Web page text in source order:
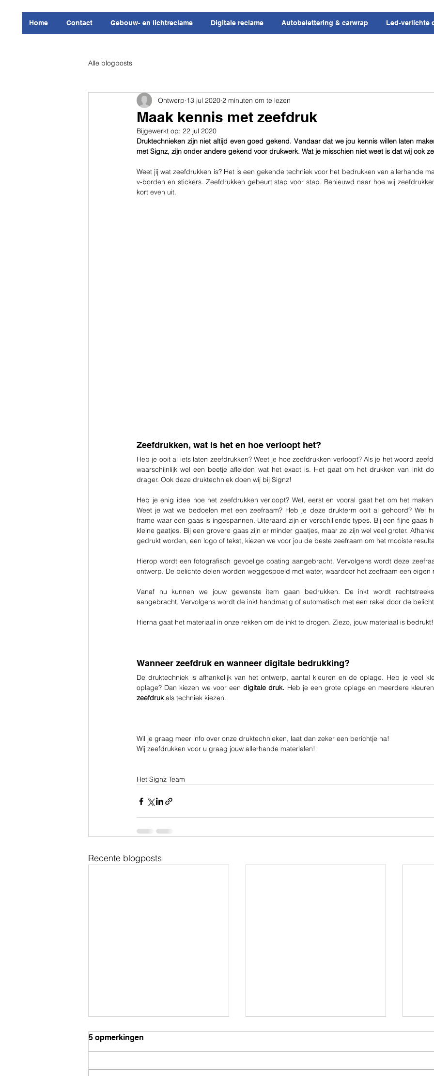
Home Contact Gebouw- en lichtreclame Digitale reclame Autobelettering & carwrap Led-verlichte
Alle blogposts
Maak kennis met zeefdruk
Ontwerp 13 jul 2020 2 minuten om te lezen
Bijgewerkt op: 22 jul 2020
Druktechnieken zijn niet altijd even goed gekend. Vandaar dat we jou kennis willen laten
met Signz, zijn onder andere gekend voor drukwerk. Wat je misschien niet weet is dat wij ook
Weet jij wat zeefdrukken is? Het is een gekende techniek voor het bedrukken van allerhande
v-borden en stickers. Zeefdrukken gebeurt stap voor stap. Benieuwd naar hoe wij
kort even uit.
Zeefdrukken, wat is het en hoe verloopt het?
Heb je ooit al iets laten zeefdrukken? Weet je hoe zeefdrukken verloopt? Als je het woord
waarschijnlijk wel een beetje afleiden wat het exact is. Het gaat om het drukken van inkt
drager. Ook deze druktechniek doen wij bij Signz!
Heb je enig idee hoe het zeefdrukken verloopt? Wel, eerst en vooral gaat het om het
Weet je wat we bedoelen met een zeefraam? Heb je deze drukterm ooit al gehoord? Wel
frame waar een gaas is ingespannen. Uiteraard zijn er verschillende types. Bij een fijne gaas
kleine gaatjes. Bij een grovere gaas zijn er minder gaatjes, maar ze zijn wel veel groter.
gedrukt worden, een logo of tekst, kiezen we voor jou de beste zeefraam om het mooiste
Hierop wordt een fotografisch gevoelige coating aangebracht. Vervolgens wordt deze
ontwerp. De belichte delen worden weggespoeld met water, waardoor het zeefraam een eigen
Vanaf nu kunnen we jouw gewenste item gaan bedrukken. De inkt wordt
aangebracht. Vervolgens wordt de inkt handmatig of automatisch met een rakel door de
Hierna gaat het materiaal in onze rekken om de inkt te drogen. Ziezo, jouw materiaal is bedrukt!
Wanneer zeefdruk en wanneer digitale bedrukking?
De druktechniek is afhankelijk van het ontwerp, aantal kleuren en de oplage. Heb je veel
oplage? Dan kiezen we voor een digitale druk.
zeefdruk als techniek kiezen.
Wil je graag meer info over onze druktechnieken, laat dan zeker een berichtje na!
Wij zeefdrukken voor u graag jouw allerhande materialen!
Het Signz Team
Recente blogposts
5 opmerkingen